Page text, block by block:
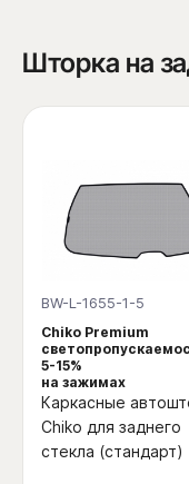
Шторка на
BW-L-1655-1-5
Chiko Premium
5-15%
на зажимах
Каркасные
Chiko для заднего
стекла (стандарт)